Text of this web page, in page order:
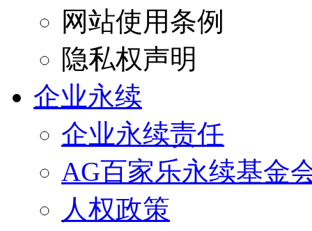
网站使用条例
隐私权声明
企业永续
企业永续责任
AG百家乐永续基金
人权政策